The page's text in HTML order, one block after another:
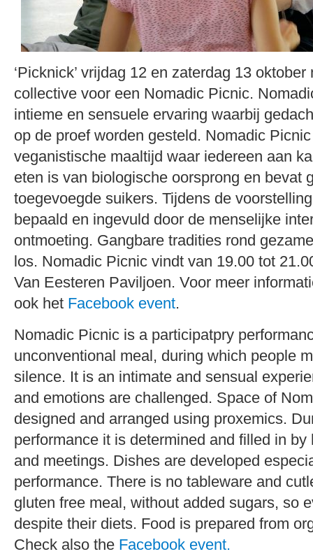
‘Picknick’ vrijdag 12 en zaterdag 13
collective voor een Nomadic Picnic.
intieme en sensuele ervaring waarbij
op de proef worden gesteld. Nomadic
veganistische maaltijd waar iedereen aan
eten is van biologische oorsprong en bevat
toegevoegde suikers. Tijdens de
bepaald en ingevuld door de menselijke
ontmoeting. Gangbare tradities rond
los. Nomadic Picnic vindt van 19.00 tot
Van Eesteren Paviljoen. Voor meer
ook het Facebook event.
Nomadic Picnic is a participatpry
unconventional meal, during which people
silence. It is an intimate and sensual
and emotions are challenged. Space of
designed and arranged using proxemics.
performance it is determined and filled in by
and meetings. Dishes are developed
performance. There is no tableware and
gluten free meal, without added sugars, so
despite their diets. Food is prepared from
Check also the Facebook event.